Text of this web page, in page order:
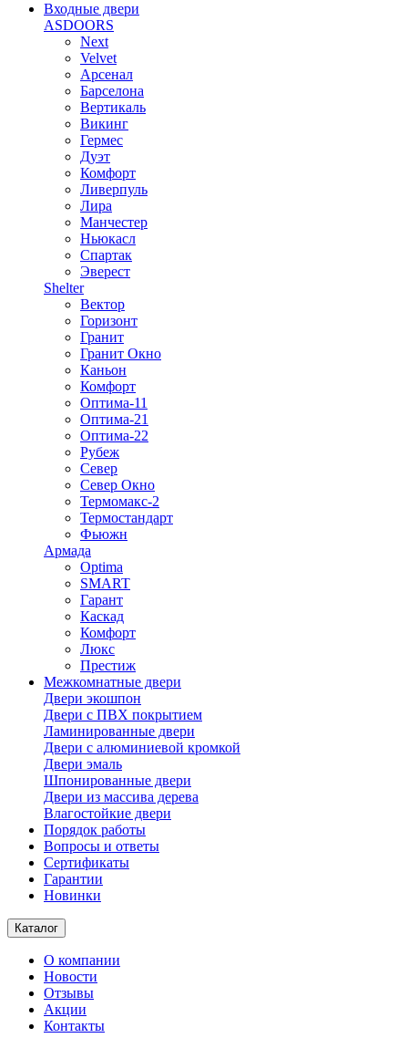
Входные двери
ASDOORS
Next
Velvet
Арсенал
Барселона
Вертикаль
Викинг
Гермес
Дуэт
Комфорт
Ливерпуль
Лира
Манчестер
Ньюкасл
Спартак
Эверест
Shelter
Вектор
Горизонт
Гранит
Гранит Окно
Каньон
Комфорт
Оптима-11
Оптима-21
Оптима-22
Рубеж
Север
Север Окно
Термомакс-2
Термостандарт
Фьюжн
Армада
Optima
SMART
Гарант
Каскад
Комфорт
Люкс
Престиж
Межкомнатные двери
Двери экошпон
Двери с ПВХ покрытием
Ламинированные двери
Двери с алюминиевой кромкой
Двери эмаль
Шпонированные двери
Двери из массива дерева
Влагостойкие двери
Порядок работы
Вопросы и ответы
Сертификаты
Гарантии
Новинки
Каталог
О компании
Новости
Отзывы
Акции
Контакты